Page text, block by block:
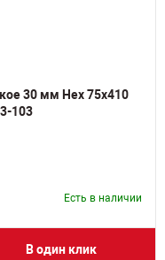
30 мм Hex 75х410
103
Есть в наличии
В один клик